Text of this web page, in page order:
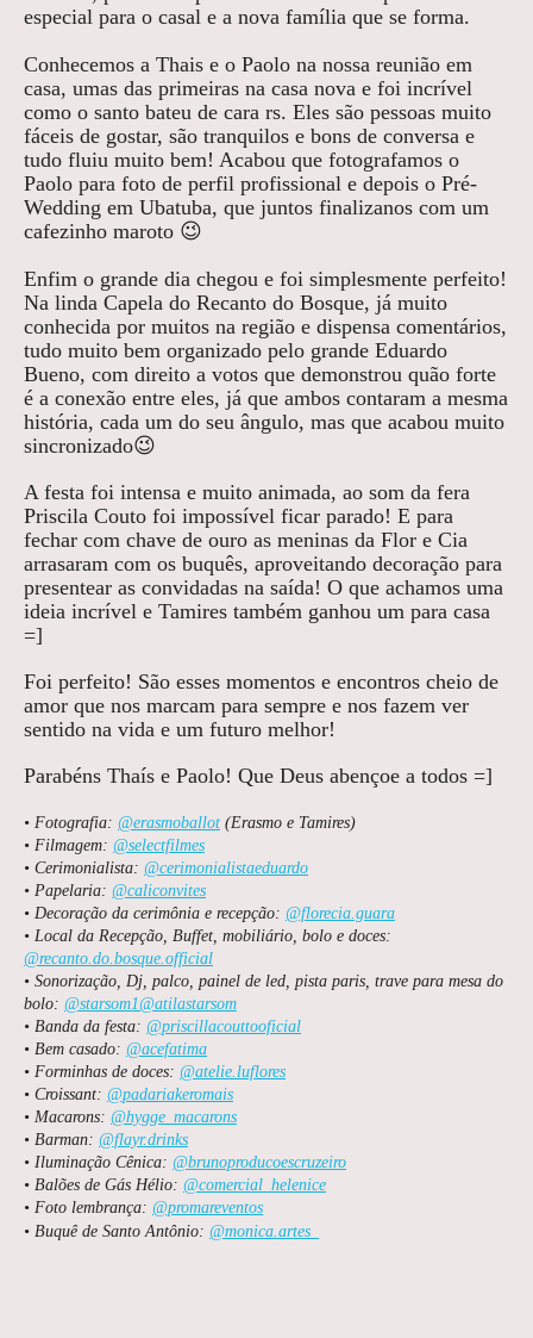
especial para o casal e a nova família que se forma.
Conhecemos a Thais e o Paolo na nossa reunião em
casa, umas das primeiras na casa nova e foi incrível
como o santo bateu de cara rs. Eles são pessoas muito
fáceis de gostar, são tranquilos e bons de conversa e
tudo fluiu muito bem! Acabou que fotografamos o
Paolo para foto de perfil profissional e depois o Pré-
Wedding em Ubatuba, que juntos finalizanos com um
cafezinho maroto 😉
Enfim o grande dia chegou e foi simplesmente perfeito!
Na linda Capela do Recanto do Bosque, já muito
conhecida por muitos na região e dispensa comentários,
tudo muito bem organizado pelo grande Eduardo
Bueno, com direito a votos que demonstrou quão forte
é a conexão entre eles, já que ambos contaram a mesma
história, cada um do seu ângulo, mas que acabou muito
sincronizado😉
A festa foi intensa e muito animada, ao som da fera
Priscila Couto foi impossível ficar parado! E para
fechar com chave de ouro as meninas da Flor e Cia
arrasaram com os buquês, aproveitando decoração para
presentear as convidadas na saída! O que achamos uma
ideia incrível e Tamires também ganhou um para casa
=]
Foi perfeito! São esses momentos e encontros cheio de
amor que nos marcam para sempre e nos fazem ver
sentido na vida e um futuro melhor!
Parabéns Thaís e Paolo! Que Deus abençoe a todos =]
• Fotografia: @erasmoballot (Erasmo e Tamires)
• Filmagem: @selectfilmes
• Cerimonialista: @cerimonialistaeduardo
• Papelaria: @caliconvites
• Decoração da cerimônia e recepção: @florecia.guara
• Local da Recepção, Buffet, mobiliário, bolo e doces:
@recanto.do.bosque.official
• Sonorização, Dj, palco, painel de led, pista paris, trave para mesa do
bolo: @starsom1@atilastarsom
• Banda da festa: @priscillacouttooficial
• Bem casado: @acefatima
• Forminhas de doces: @atelie.luflores
• Croissant: @padariakeromais
• Macarons: @hygge_macarons
• Barman: @flayr.drinks
• Iluminação Cênica: @brunoproducoescruzeiro
• ⁠Balões de Gás Hélio: @comercial_helenice
• Foto lembrança: @promareventos
• Buquê de Santo Antônio: @monica.artes_